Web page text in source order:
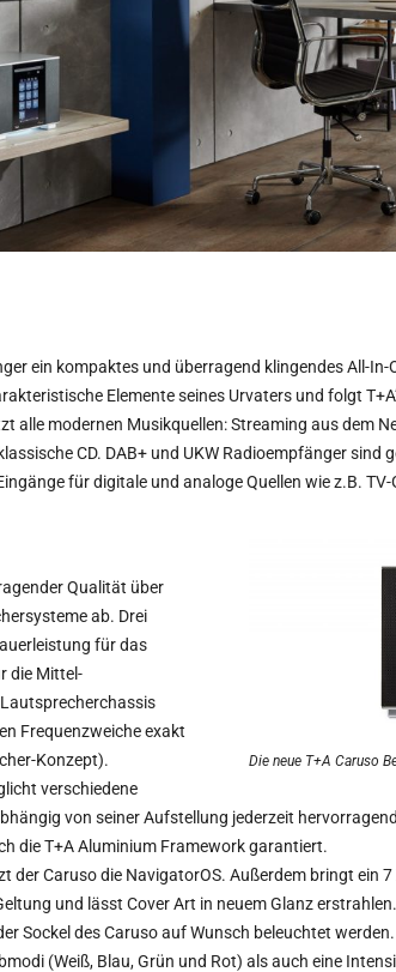
ein kompaktes und überragend klingendes All-
Elemente seines Urvaters und folgt
alle modernen Musikquellen: Streaming aus dem
CD. DAB+ und UKW Radioempfänger sind
für digitale und analoge Quellen wie z.B. TV-
Die neue T+A Caruso
Qualität über
ab. Drei
für das
die Mittel-
Frequenzweiche exakt
Konzept).
verschiedene
von seiner Aufstellung jederzeit
die T+A Aluminium Framework garantiert.
der Caruso die NavigatorOS. Außerdem bringt ein 7
und lässt Cover Art in neuem Glanz
Sockel des Caruso auf Wunsch beleuchtet
(Weiß, Blau, Grün und Rot) als auch eine